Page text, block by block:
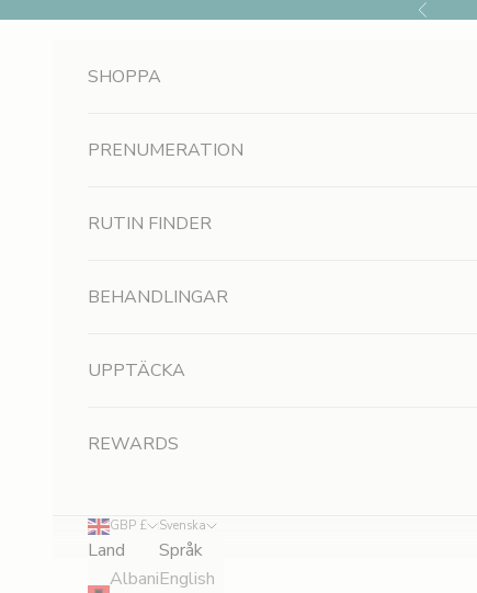
Föregående
SHOPPA
PRENUMERATION
RUTIN FINDER
BEHANDLINGAR
UPPTÄCKA
REWARDS
GBP £
Land
Albanien
Svenska
Språk
English